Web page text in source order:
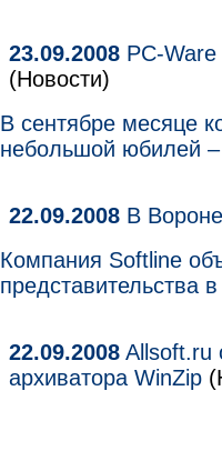
23.09.2008 PC-
(Новости)
В сентябре месяце
небольшой юбилей –
22.09.2008 В
Компания Softline
представительства
22.09.2008 Allsoft.ru
архиватора WinZip